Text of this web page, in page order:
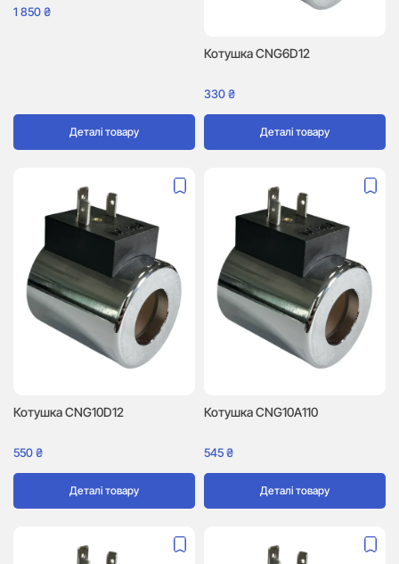
1 850₴
Деталі товару
Котушка CNG6D12
330₴
Деталі товару
Котушка CNG10D12
550₴
Деталі товару
Котушка CNG10A110
545₴
Деталі товару